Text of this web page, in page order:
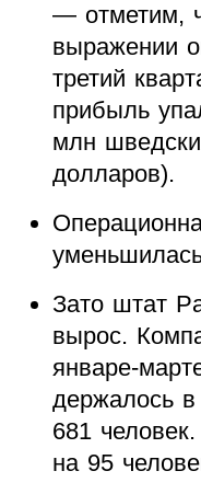
— отметим,
выражении
третий
прибыль
млн
долларов).
Зато штат
вырос.
январе-
держалось
681
на 95